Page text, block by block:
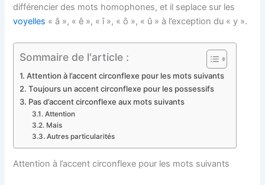
différencier des mots homophones, et il seplace sur les
voyelles « â », « ê », « î », « ô », « û » à l’exception du « y ».
Sommaire de l'article :
Attention à l’accent circonflexe pour les mots suivants
Toujours un accent circonflexe pour les possessifs
Pas d’accent circonflexe aux mots suivants
Attention
Mais
Autres particularités
Attention à l’accent circonflexe pour les mots suivants